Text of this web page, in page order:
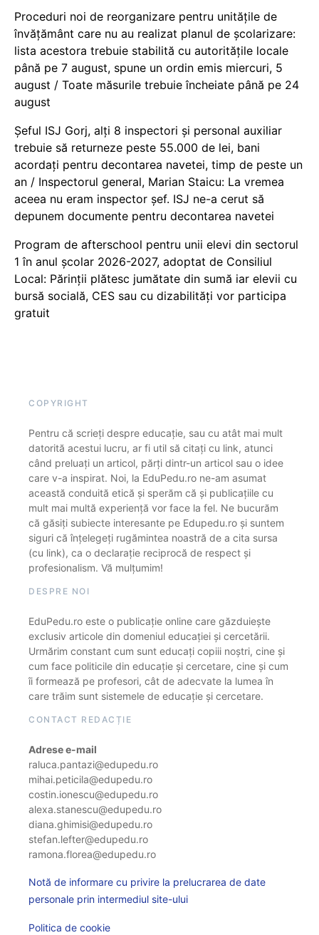
Proceduri noi de reorganizare pentru unitățile de
învățământ care nu au realizat planul de școlarizare:
lista acestora trebuie stabilită cu autoritățile locale
până pe 7 august, spune un ordin emis miercuri, 5
august / Toate măsurile trebuie încheiate până pe 24
august
Șeful ISJ Gorj, alți 8 inspectori și personal auxiliar
trebuie să returneze peste 55.000 de lei, bani
acordați pentru decontarea navetei, timp de peste un
an / Inspectorul general, Marian Staicu: La vremea
aceea nu eram inspector șef. ISJ ne-a cerut să
depunem documente pentru decontarea navetei
Program de afterschool pentru unii elevi din sectorul
1 în anul școlar 2026-2027, adoptat de Consiliul
Local: Părinții plătesc jumătate din sumă iar elevii cu
bursă socială, CES sau cu dizabilităţi vor participa
gratuit
COPYRIGHT
Pentru că scrieți despre educație, sau cu atât mai mult
datorită acestui lucru, ar fi util să citați cu link, atunci
când preluați un articol, părți dintr-un articol sau o idee
care v-a inspirat. Noi, la EduPedu.ro ne-am asumat
această conduită etică și sperăm că și publicațiile cu
mult mai multă experiență vor face la fel. Ne bucurăm
că găsiți subiecte interesante pe Edupedu.ro și suntem
siguri că înțelegeți rugămintea noastră de a cita sursa
(cu link), ca o declarație reciprocă de respect și
profesionalism. Vă mulțumim!
DESPRE NOI
EduPedu.ro este o publicație online care găzduiește
exclusiv articole din domeniul educației și cercetării.
Urmărim constant cum sunt educați copiii noștri, cine și
cum face politicile din educație și cercetare, cine și cum
îi formează pe profesori, cât de adecvate la lumea în
care trăim sunt sistemele de educație și cercetare.
CONTACT REDACȚIE
Adrese e-mail
raluca.pantazi@edupedu.ro
mihai.peticila@edupedu.ro
costin.ionescu@edupedu.ro
alexa.stanescu@edupedu.ro
diana.ghimisi@edupedu.ro
stefan.lefter@edupedu.ro
ramona.florea@edupedu.ro
Notă de informare cu privire la prelucrarea de date
personale prin intermediul site-ului
Politica de cookie